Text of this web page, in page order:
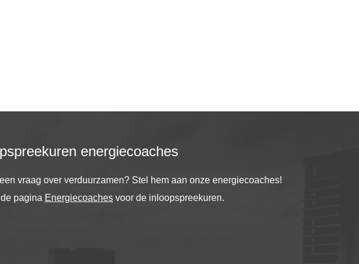
energiecoaches
vraag over verduurzamen? Stel hem aan onze energiecoaches!
pagina Energiecoaches voor de inloopspreekuren.